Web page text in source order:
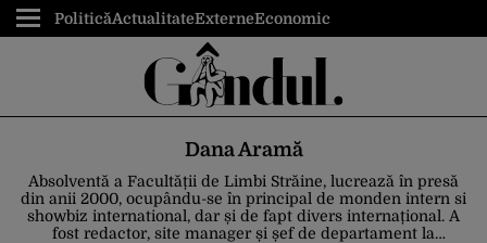
PoliticăActualitateExterneEconomic
Dana Aramă
Absolventă a Facultății de Limbi Străine, lucrează în presă
din anii 2000, ocupându-se în principal de monden intern si
showbiz international, dar și de fapt divers internațional. A
fost redactor, site manager și șef de departament la